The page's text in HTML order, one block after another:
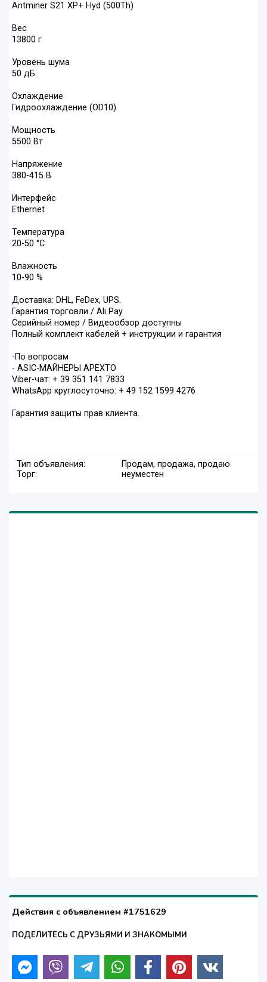
Antminer S21 XP+ Hyd (500Th)
Вес
13800 г
Уровень шума
50 дБ
Охлаждение
Гидроохлаждение (OD10)
Мощность
5500 Вт
Напряжение
380-415 В
Интерфейс
Ethernet
Температура
20-50 °C
Влажность
10-90 %
Доставка: DHL, FeDex, UPS.
Гарантия торговли / Ali Pay
Серийный номер / Видеообзор доступны
Полный комплект кабелей + инструкции и гарантия
-По вопросам
- ASIC-МАЙНЕРЫ APEXTO
Viber-чат: + 39 351 141 7833
WhatsApp круглосуточно: + 49 152 1599 4276
Гарантия защиты прав клиента.
Тип объявления:
Продам, продажа, продаю
Торг:
неуместен
Действия с объявлением #1751629
ПОДЕЛИТЕСЬ С ДРУЗЬЯМИ И ЗНАКОМЫМИ